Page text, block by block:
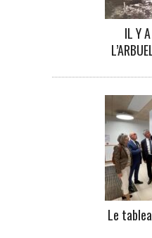
IL Y
Le